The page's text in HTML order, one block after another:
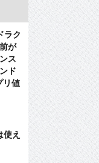
ラク
が
ス
ド
リ値
え